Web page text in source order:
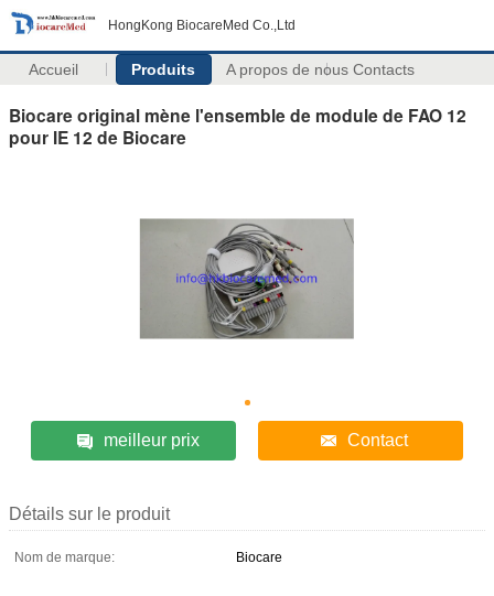
HongKong BiocareMed Co.,Ltd
Accueil Produits A propos de nous Contacts
Biocare original mène l'ensemble de module de FAO 12
pour IE 12 de Biocare
meilleur prix Contact
Détails sur le produit
Nom de marque: Biocare